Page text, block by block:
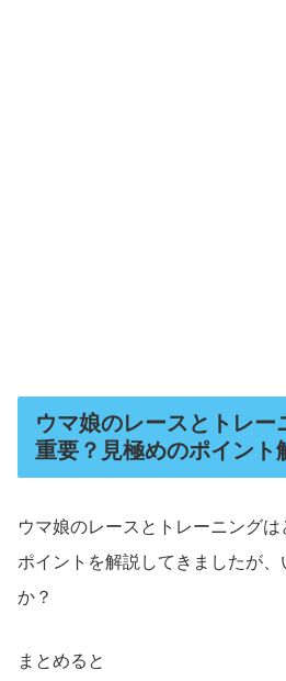
ウマ娘のレースとトレー
重要？見極めのポイント
ウマ娘のレースとトレーニング
ポイントを解説してきましたが、
か？
まとめると